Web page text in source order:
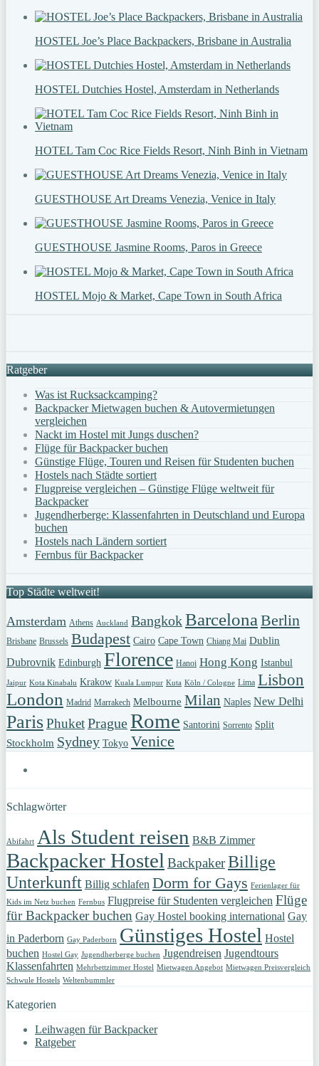
HOSTEL Joe’s Place Backpackers, Brisbane in Australia
HOSTEL Dutchies Hostel, Amsterdam in Netherlands
HOTEL Tam Coc Rice Fields Resort, Ninh Binh in Vietnam
GUESTHOUSE Art Dreams Venezia, Venice in Italy
GUESTHOUSE Jasmine Rooms, Paros in Greece
HOSTEL Mojo & Market, Cape Town in South Africa
Ratgeber
Was ist Rucksackcamping?
Backpacker Mietwagen buchen & Autovermietungen
vergleichen
Nackt im Hostel mit Jungs duschen?
Flüge für Backpacker buchen
Günstige Flüge, Touren und Reisen für Studenten buchen
Hostels nach Städte sortiert
Flugpreise vergleichen – Günstige Flüge weltweit für
Backpacker
Jugendherberge: Klassenfahrten in Deutschland und Europa
buchen
Hostels nach Ländern sortiert
Fernbus für Backpacker
Top Städte weltweit!
Amsterdam Athens Auckland BangkokBarcelona Berlin
Brisbane Brussels Budapest Cairo Cape Town Chiang Mai Dublin
Dubrovnik Edinburgh Florence Hanoi Hong Kong Istanbul
Jaipur Kota Kinabalu Krakow Kuala Lumpur Kuta Köln / Cologne Lima Lisbon
London Madrid Marrakech Melbourne Milan Naples New Delhi
ParisPhuketPragueRome Santorini Sorrento Split
Stockholm Sydney Tokyo Venice
Schlagwörter
Abifahrt Als Student reisen B&B Zimmer
Backpacker Hostel BackpakerBillige
Unterkunft Billig schlafen Dorm for Gays Ferienlager für
Kids im Netz buchen Fernbus Flugpreise für Studenten vergleichen Flüge
für Backpacker buchen Gay Hostel booking international Gay
in Paderborn Gay Paderborn Günstiges Hostel Hostel
buchen Hostel Gay Jugendherberge buchen Jugendreisen Jugendtours
Klassenfahrten Mehrbettzimmer Hostel Mietwagen Angebot Mietwagen Preisvergleich
Schwule Hostels Weltenbummler
Kategorien
Leihwagen für Backpacker
Ratgeber